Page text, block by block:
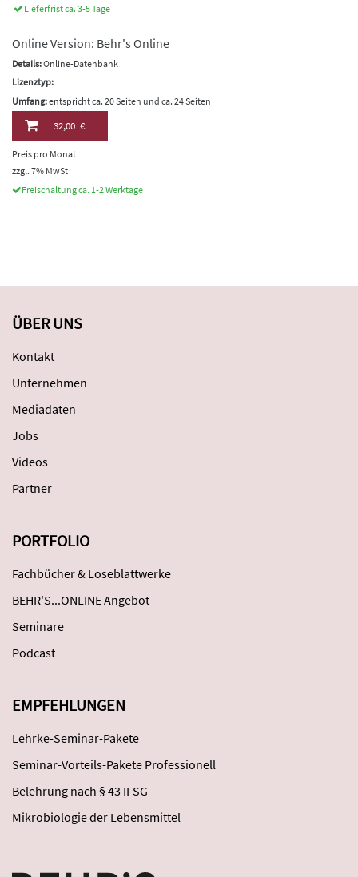
Lieferfrist ca. 3-5 Tage
Online Version: Behr's Online
Details:Online-Datenbank
Lizenztyp:
Umfang:entspricht ca. 20 Seiten und ca. 24 Seiten
32,00 €
Preis pro Monat
zzgl. 7% MwSt
Freischaltung ca. 1-2 Werktage
ÜBER UNS
Kontakt
Unternehmen
Mediadaten
Jobs
Videos
Partner
PORTFOLIO
Fachbücher & Loseblattwerke
BEHR'S...ONLINE Angebot
Seminare
Podcast
EMPFEHLUNGEN
Lehrke-Seminar-Pakete
Seminar-Vorteils-Pakete Professionell
Belehrung nach § 43 IFSG
Mikrobiologie der Lebensmittel